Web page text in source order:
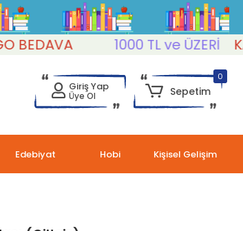
1000 TL ve ÜZERİ
Giriş Yap
Üye Ol
0
Sepetim
Edebiyat Hobi Kişisel Gelişim